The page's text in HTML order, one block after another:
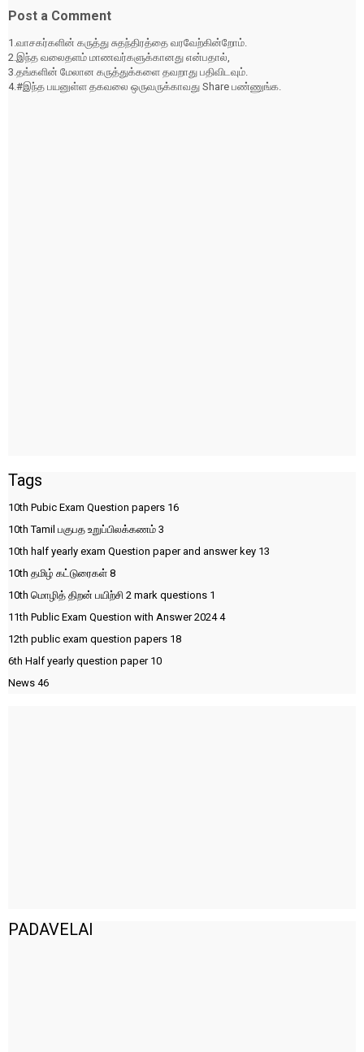
Post a Comment
1.வாசகர்களின் கருத்து சுதந்திரத்தை வரவேற்கின்றோம்.
2.இந்த வலைதளம் மாணவர்களுக்கானது என்பதால்,
3.தங்களின் மேலான கருத்துக்களை தவறாது பதிவிடவும்.
4.#இந்த பயனுள்ள தகவலை ஒருவருக்காவது Share பண்ணுங்க.
Tags
10th Pubic Exam Question papers 16
10th Tamil பகுபத உறுப்பிலக்கணம் 3
10th half yearly exam Question paper and answer key 13
10th தமிழ் கட்டுரைகள் 8
10th மொழித் திறன் பயிற்சி 2 mark questions 1
11th Public Exam Question with Answer 20244
12th public exam question papers 18
6th Half yearly question paper 10
News 46
PADAVELAI